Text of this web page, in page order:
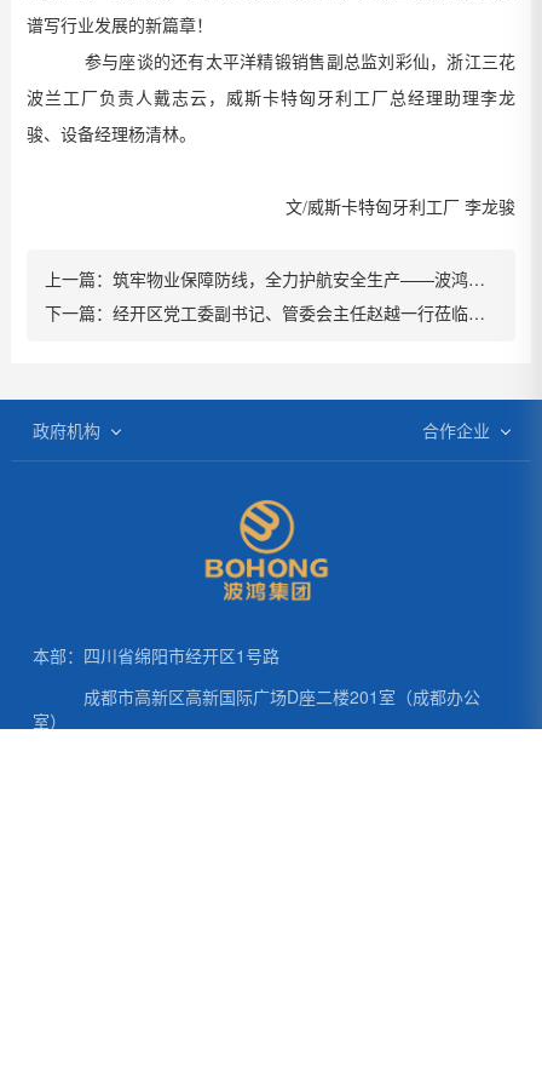
谱写行业发展的新篇章！
参与座谈的还有太平洋精锻销售副总监刘彩仙，浙江三花
波兰工厂负责人戴志云，威斯卡特匈牙利工厂总经理助理李龙
骏、设备经理杨清林。
文/威斯卡特匈牙利工厂 李龙骏
上一篇： 筑牢物业保障防线，全力护航安全生产——波鸿物业开展绵阳区域服务项目夜间巡查
下一篇： 经开区党工委副书记、管委会主任赵越一行莅临四川威斯卡特绵阳工厂调研
政府机构 合作企业
本部：四川省绵阳市经开区1号路
成都市高新区高新国际广场D座二楼201室（成都办公
室）